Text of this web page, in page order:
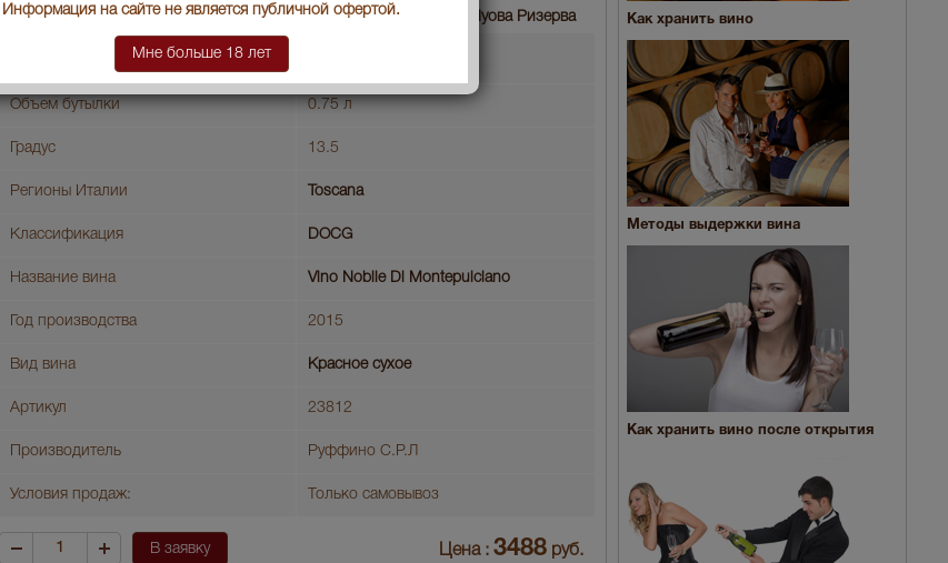
Ruffino Lodola Nuova Riserva Итальянское Вино Руффино Лодола Нуова Ризерва
Страна производства
Объем бутылки 0.75 л
Градус 13.5
Регионы Италии Toscana
Классификация DOCG
Название вина Vino Nobile Di Montepulciano
Год производства 2015
Вид вина Красное сухое
Артикул 23812
Производитель Руффино С.Р.Л
Условия продаж: Только самовывоз
В заявку Цена : 3488 руб.
Как хранить вино
Методы выдержки вина
Как хранить вино после открытия
Информация на сайте не является публичной офертой.
Мне больше 18 лет